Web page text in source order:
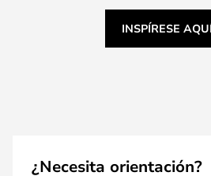
INSPÍRESE
¿Necesita orientación?